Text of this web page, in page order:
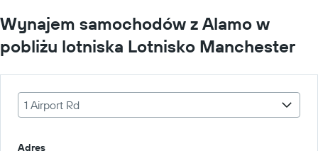
Wynajem samochodów z Alamo w
pobliżu lotniska Lotnisko Manchester
1 Airport Rd
Adres